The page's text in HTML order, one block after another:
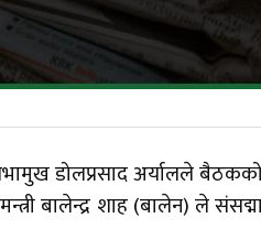
डोलप्रसाद अर्यालले
बालेन्द्र शाह (बालेन) ले